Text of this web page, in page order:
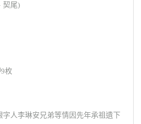
契尾)
枚
字人李琳安兄弟等情因先年承祖遺下